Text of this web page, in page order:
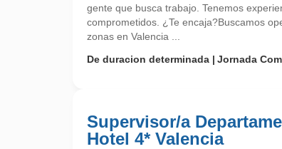
gente que busca trabajo. Tenemos
comprometidos. ¿Te encaja?Buscamos
zonas en Valencia ...
De duracion determinada
Jornada
Supervisor/a
Hotel 4* Valencia